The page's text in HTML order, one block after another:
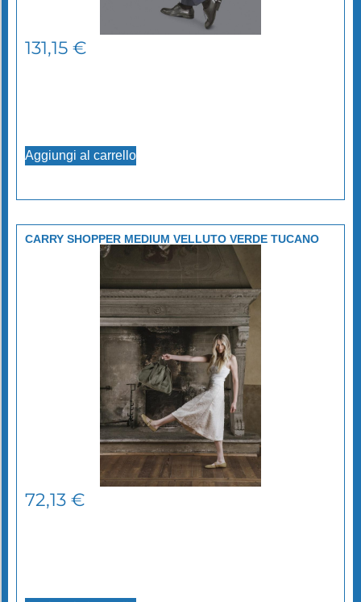
131,15 €
Aggiungi al carrello
CARRY SHOPPER MEDIUM VELLUTO VERDE TUCANO
72,13 €